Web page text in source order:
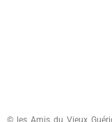
© les Amis du Vieux